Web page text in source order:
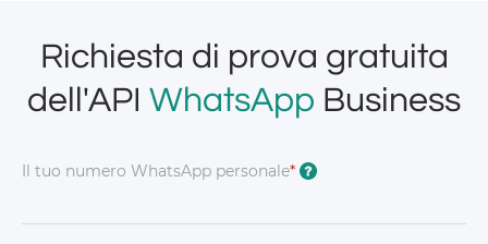
Richiesta di prova gratuita
dell'API WhatsApp Business
Il tuo numero WhatsApp personale* ?